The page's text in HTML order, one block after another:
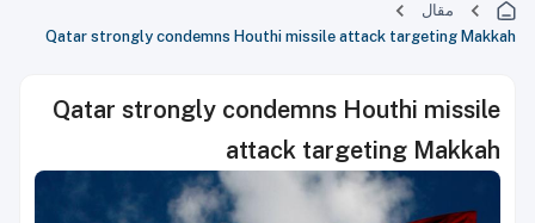
مقال
Qatar strongly condemns Houthi missile attack targeting Makkah
Qatar strongly condemns Houthi missile
attack targeting Makkah